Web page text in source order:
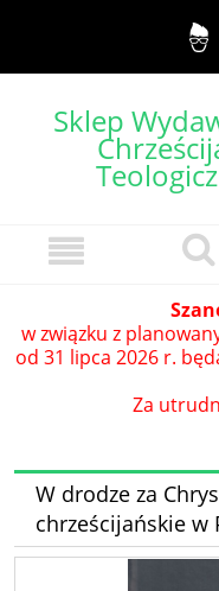
Sklep
w związku z
od 31 lipca 2026 r.
Za
W drodze za
chrześcijańskie